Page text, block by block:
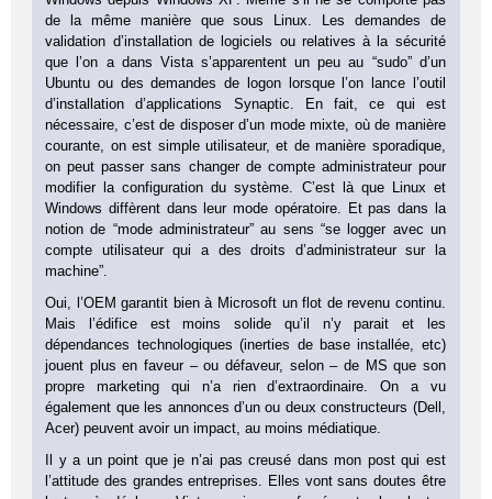
de la même manière que sous Linux. Les demandes de
validation d’installation de logiciels ou relatives à la sécurité
que l’on a dans Vista s’apparentent un peu au “sudo” d’un
Ubuntu ou des demandes de logon lorsque l’on lance l’outil
d’installation d’applications Synaptic. En fait, ce qui est
nécessaire, c’est de disposer d’un mode mixte, où de manière
courante, on est simple utilisateur, et de manière sporadique,
on peut passer sans changer de compte administrateur pour
modifier la configuration du système. C’est là que Linux et
Windows diffèrent dans leur mode opératoire. Et pas dans la
notion de “mode administrateur” au sens “se logger avec un
compte utilisateur qui a des droits d’administrateur sur la
machine”.
Oui, l’OEM garantit bien à Microsoft un flot de revenu continu.
Mais l’édifice est moins solide qu’il n’y parait et les
dépendances technologiques (inerties de base installée, etc)
jouent plus en faveur – ou défaveur, selon – de MS que son
propre marketing qui n’a rien d’extraordinaire. On a vu
également que les annonces d’un ou deux constructeurs (Dell,
Acer) peuvent avoir un impact, au moins médiatique.
Il y a un point que je n’ai pas creusé dans mon post qui est
l’attitude des grandes entreprises. Elles vont sans doutes être